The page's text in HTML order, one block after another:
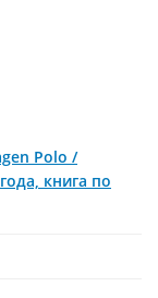
Polo /
книга по